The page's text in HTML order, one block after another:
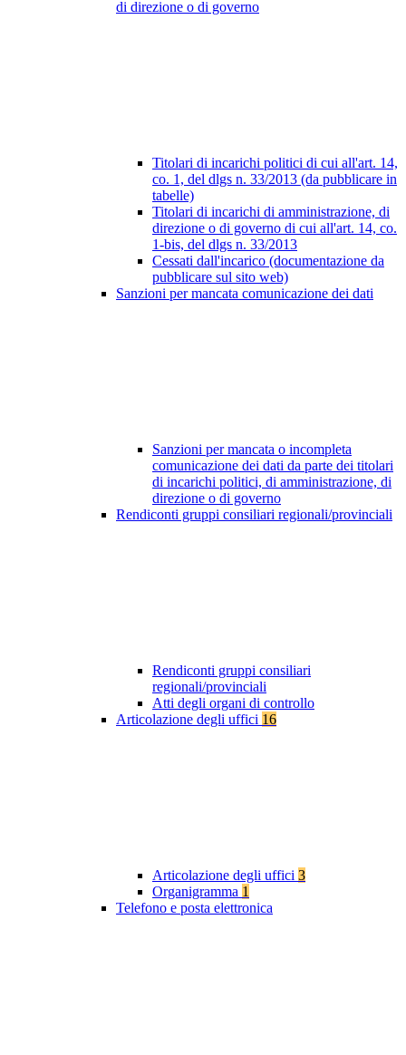
di direzione o di governo
Titolari di incarichi politici di cui all'art. 14,
co. 1, del dlgs n. 33/2013 (da pubblicare in
tabelle)
Titolari di incarichi di amministrazione, di
direzione o di governo di cui all'art. 14, co.
1-bis, del dlgs n. 33/2013
Cessati dall'incarico (documentazione da
pubblicare sul sito web)
Sanzioni per mancata comunicazione dei dati
Sanzioni per mancata o incompleta
comunicazione dei dati da parte dei titolari
di incarichi politici, di amministrazione, di
direzione o di governo
Rendiconti gruppi consiliari regionali/provinciali
Rendiconti gruppi consiliari
regionali/provinciali
Atti degli organi di controllo
Articolazione degli uffici 16
Articolazione degli uffici 3
Organigramma 1
Telefono e posta elettronica